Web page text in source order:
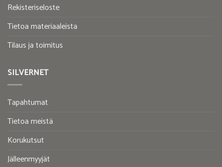
Rekisteriseloste
Tietoa materiaaleista
Tilaus ja toimitus
SILVERNET
Tapahtumat
Tietoa meistä
Korukutsut
Jälleenmyyjät